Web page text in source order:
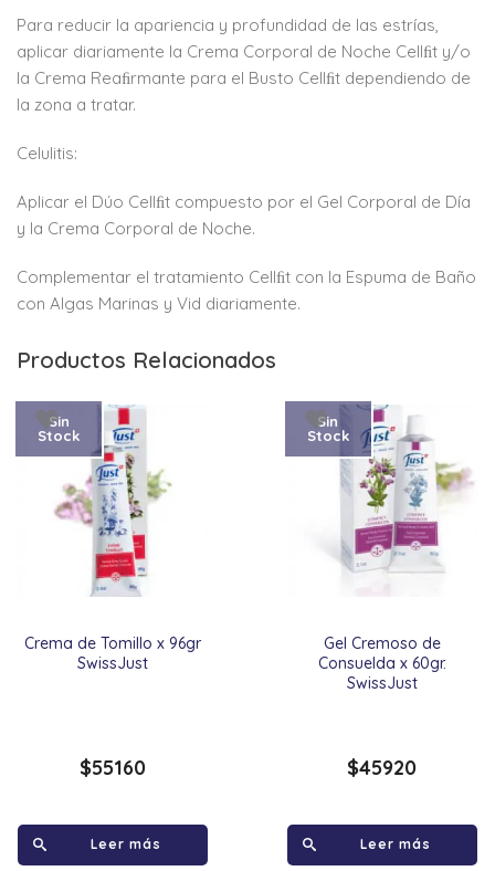
Para reducir la apariencia y profundidad de las estrías,
aplicar diariamente la Crema Corporal de Noche Cellﬁt y/o
la Crema Reaﬁrmante para el Busto Cellﬁt dependiendo de
la zona a tratar.
Celulitis:
Aplicar el Dúo Cellﬁt compuesto por el Gel Corporal de Día
y la Crema Corporal de Noche.
Complementar el tratamiento Cellﬁt con la Espuma de Baño
con Algas Marinas y Vid diariamente.
Productos Relacionados
Crema de Tomillo x 96gr
SwissJust
Sin
Stock
$55160
Leer más
Gel Cremoso de
Consuelda x 60gr.
SwissJust
Sin
Stock
$45920
Leer más